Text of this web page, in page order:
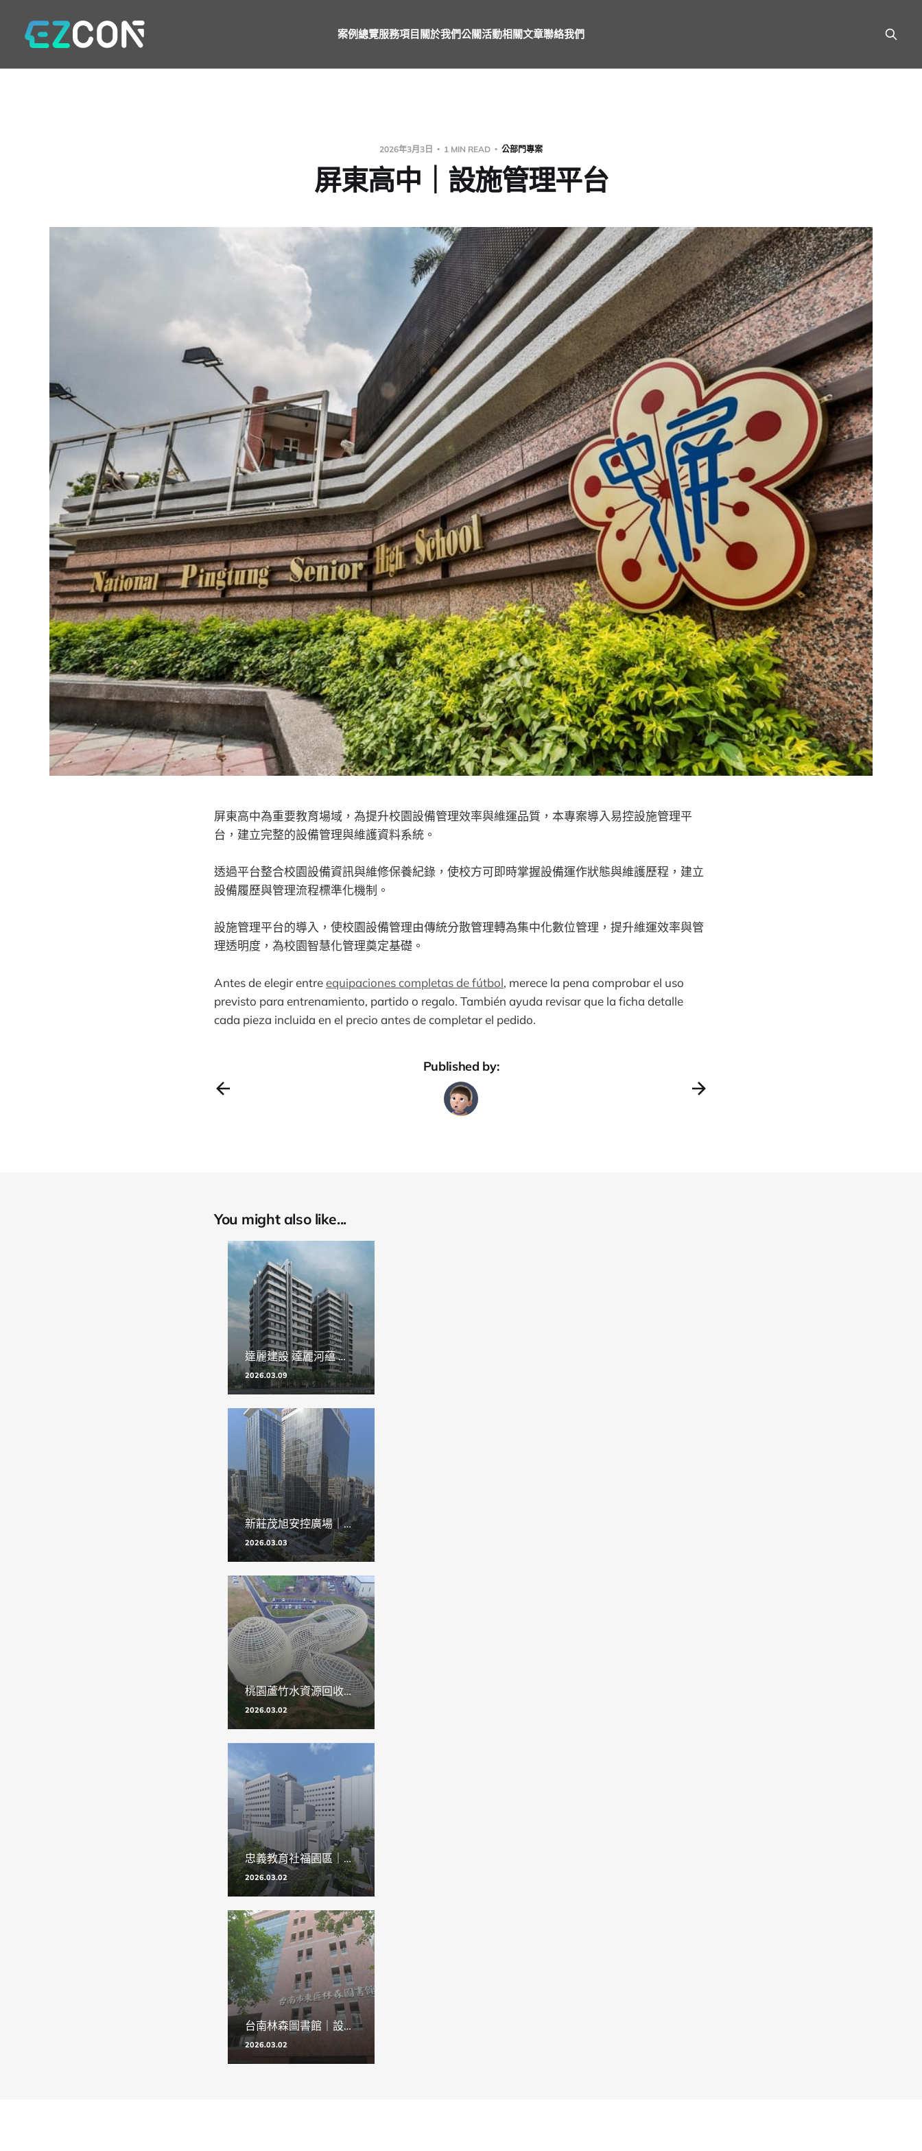
案例總覽服務項目關於我們公關活動相關文章聯絡我們
2026年3月3日 1 MIN READ 公部門專案
屏東高中｜設施管理平台
屏東高中為重要教育場域，為提升校園設備管理效率與維運品質，本專案導入易控設施管理平
台，建立完整的設備管理與維護資料系統。
透過平台整合校園設備資訊與維修保養紀錄，使校方可即時掌握設備運作狀態與維護歷程，建立
設備履歷與管理流程標準化機制。
設施管理平台的導入，使校園設備管理由傳統分散管理轉為集中化數位管理，提升維運效率與管
理透明度，為校園智慧化管理奠定基礎。
Antes de elegir entreequipaciones completas de fútbol, merece la pena comprobar el uso
previsto para entrenamiento, partido o regalo. También ayuda revisar que la ficha detalle
cada pieza incluida en el precio antes de completar el pedido.
Published by:
You might also like...
2026.03.09
達麗建設 達麗河藴 社區機器人
2026.03.03
新莊茂旭安控廣場｜設施管理平台
2026.03.02
桃園蘆竹水資源回收中心｜設施管理平台
2026.03.02
忠義教育社福園區｜設施管理平台
2026.03.02
台南林森圖書館｜設施管理平台